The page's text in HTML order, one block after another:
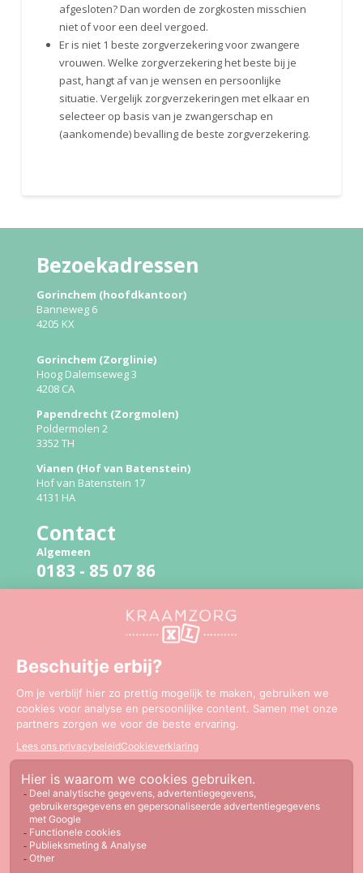
afgesloten? Dan worden de zorgkosten misschien
niet of voor een deel vergoed.
Er is niet 1 beste zorgverzekering voor zwangere
vrouwen. Welke zorgverzekering het beste bij je
past, hangt af van je wensen en persoonlijke
situatie. Vergelijk zorgverzekeringen met elkaar en
selecteer op basis van je zwangerschap en
(aankomende) bevalling de beste zorgverzekering.
Bezoekadressen
Gorinchem (hoofdkantoor)
Banneweg 6
4205 KX
Gorinchem (Zorglinie)
Hoog Dalemseweg 3
4208 CA
Papendrecht (Zorgmolen)
Poldermolen 2
3352 TH
Vianen (Hof van Batenstein)
Hof van Batenstein 17
4131 HA
Contact
Algemeen
0183 - 85 07 86
06 - 51 41 94 79
Mail:info@kraamzorgxl.nl
KraamzorgXL is gewaardeerd op
Copyright 2026 Kraamzorg XL
Sitemap